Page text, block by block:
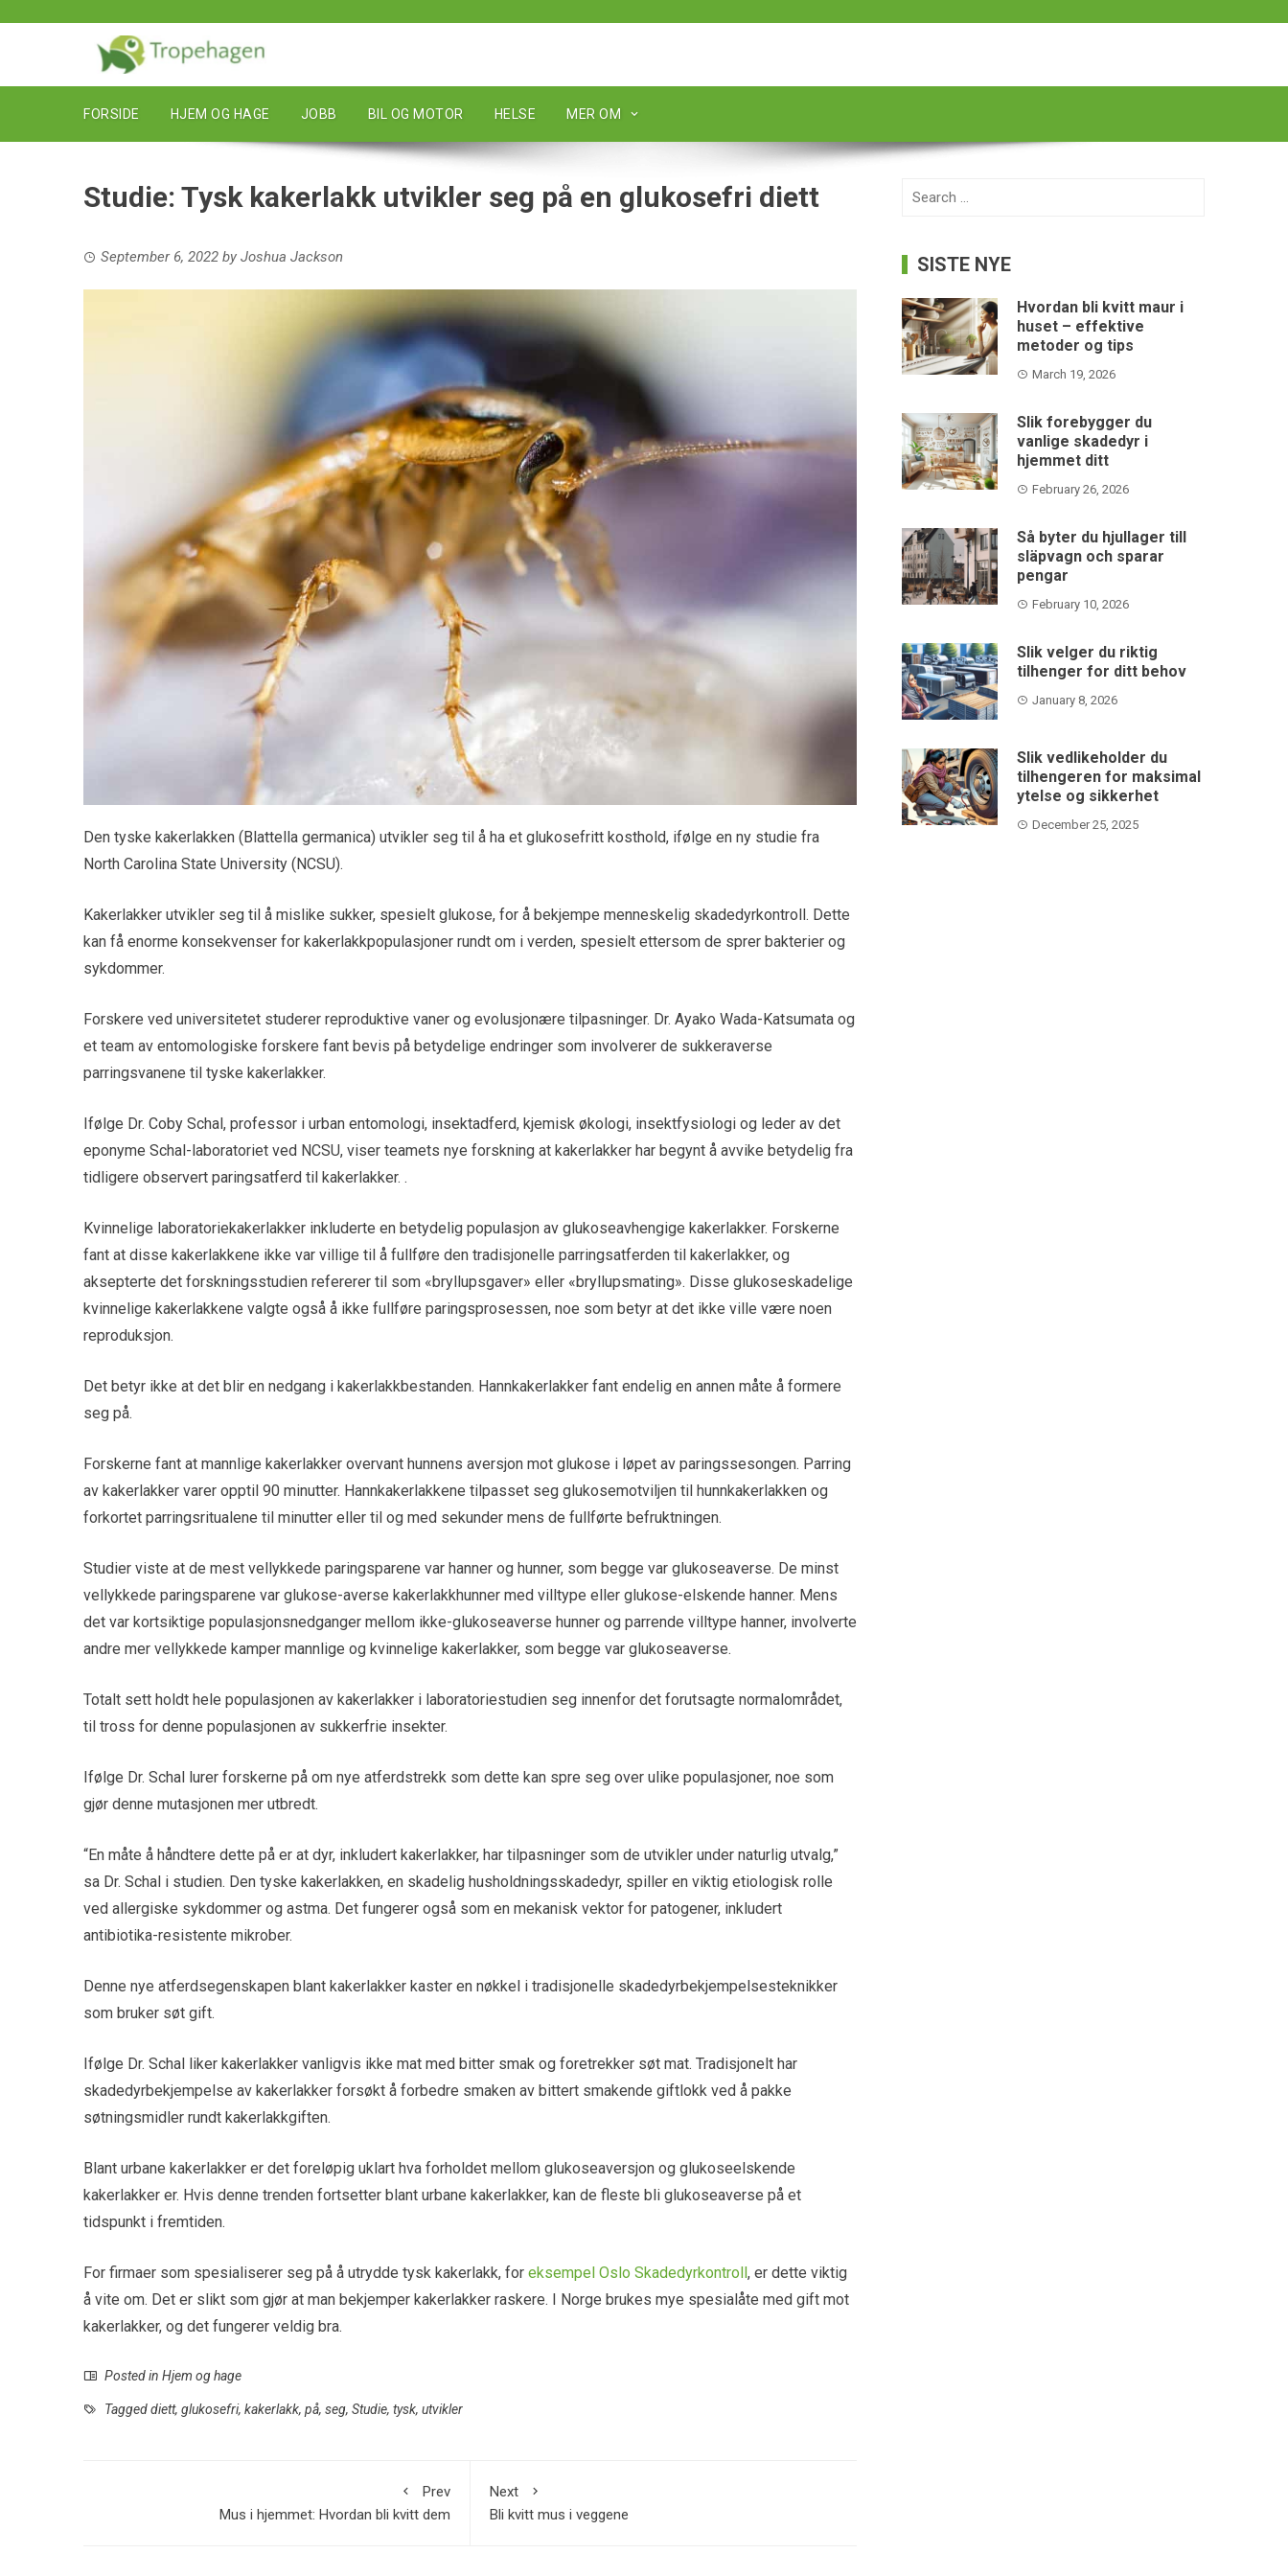
FORSIDE HJEM OG HAGE JOBB BIL OG MOTOR HELSE MER OM
Studie: Tysk kakerlakk utvikler seg på en glukosefri diett
September 6, 2022 by Joshua Jackson
Den tyske kakerlakken (Blattella germanica) utvikler seg til å ha et glukosefritt kosthold, ifølge en ny studie fra
North Carolina State University (NCSU).
Kakerlakker utvikler seg til å mislike sukker, spesielt glukose, for å bekjempe menneskelig skadedyrkontroll. Dette
kan få enorme konsekvenser for kakerlakkpopulasjoner rundt om i verden, spesielt ettersom de sprer bakterier og
sykdommer.
Forskere ved universitetet studerer reproduktive vaner og evolusjonære tilpasninger. Dr. Ayako Wada-Katsumata og
et team av entomologiske forskere fant bevis på betydelige endringer som involverer de sukkeraverse
parringsvanene til tyske kakerlakker.
Ifølge Dr. Coby Schal, professor i urban entomologi, insektadferd, kjemisk økologi, insektfysiologi og leder av det
eponyme Schal-laboratoriet ved NCSU, viser teamets nye forskning at kakerlakker har begynt å avvike betydelig fra
tidligere observert paringsatferd til kakerlakker. .
Kvinnelige laboratoriekakerlakker inkluderte en betydelig populasjon av glukoseavhengige kakerlakker. Forskerne
fant at disse kakerlakkene ikke var villige til å fullføre den tradisjonelle parringsatferden til kakerlakker, og
aksepterte det forskningsstudien refererer til som «bryllupsgaver» eller «bryllupsmating». Disse glukoseskadelige
kvinnelige kakerlakkene valgte også å ikke fullføre paringsprosessen, noe som betyr at det ikke ville være noen
reproduksjon.
Det betyr ikke at det blir en nedgang i kakerlakkbestanden. Hannkakerlakker fant endelig en annen måte å formere
seg på.
Forskerne fant at mannlige kakerlakker overvant hunnens aversjon mot glukose i løpet av paringssesongen. Parring
av kakerlakker varer opptil 90 minutter. Hannkakerlakkene tilpasset seg glukosemotviljen til hunnkakerlakken og
forkortet parringsritualene til minutter eller til og med sekunder mens de fullførte befruktningen.
Studier viste at de mest vellykkede paringsparene var hanner og hunner, som begge var glukoseaverse. De minst
vellykkede paringsparene var glukose-averse kakerlakkhunner med villtype eller glukose-elskende hanner. Mens
det var kortsiktige populasjonsnedganger mellom ikke-glukoseaverse hunner og parrende villtype hanner, involverte
andre mer vellykkede kamper mannlige og kvinnelige kakerlakker, som begge var glukoseaverse.
Totalt sett holdt hele populasjonen av kakerlakker i laboratoriestudien seg innenfor det forutsagte normalområdet,
til tross for denne populasjonen av sukkerfrie insekter.
Ifølge Dr. Schal lurer forskerne på om nye atferdstrekk som dette kan spre seg over ulike populasjoner, noe som
gjør denne mutasjonen mer utbredt.
“En måte å håndtere dette på er at dyr, inkludert kakerlakker, har tilpasninger som de utvikler under naturlig utvalg,”
sa Dr. Schal i studien. Den tyske kakerlakken, en skadelig husholdningsskadedyr, spiller en viktig etiologisk rolle
ved allergiske sykdommer og astma. Det fungerer også som en mekanisk vektor for patogener, inkludert
antibiotika-resistente mikrober.
Denne nye atferdsegenskapen blant kakerlakker kaster en nøkkel i tradisjonelle skadedyrbekjempelsesteknikker
som bruker søt gift.
Ifølge Dr. Schal liker kakerlakker vanligvis ikke mat med bitter smak og foretrekker søt mat. Tradisjonelt har
skadedyrbekjempelse av kakerlakker forsøkt å forbedre smaken av bittert smakende giftlokk ved å pakke
søtningsmidler rundt kakerlakkgiften.
Blant urbane kakerlakker er det foreløpig uklart hva forholdet mellom glukoseaversjon og glukoseelskende
kakerlakker er. Hvis denne trenden fortsetter blant urbane kakerlakker, kan de fleste bli glukoseaverse på et
tidspunkt i fremtiden.
For firmaer som spesialiserer seg på å utrydde tysk kakerlakk, for eksempel Oslo Skadedyrkontroll, er dette viktig
å vite om. Det er slikt som gjør at man bekjemper kakerlakker raskere. I Norge brukes mye spesialåte med gift mot
kakerlakker, og det fungerer veldig bra.
Posted in Hjem og hage
Taggeddiett, glukosefri, kakerlakk, på, seg, Studie, tysk, utvikler
Prev
Mus i hjemmet: Hvordan bli kvitt dem
Next
Bli kvitt mus i veggene
Search
SISTE NYE
Hvordan bli kvitt maur i
huset – effektive
metoder og tips
March 19, 2026
Slik forebygger du
vanlige skadedyr i
hjemmet ditt
February 26, 2026
Så byter du hjullager till
släpvagn och sparar
pengar
February 10, 2026
Slik velger du riktig
tilhenger for ditt behov
January 8, 2026
Slik vedlikeholder du
tilhengeren for maksimal
ytelse og sikkerhet
December 25, 2025